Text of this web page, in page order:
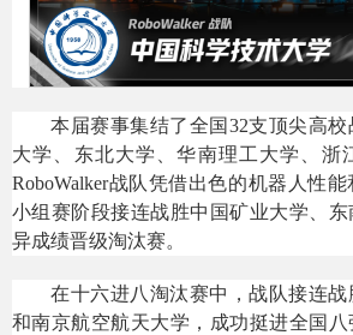
本届赛事集结了全国32支顶尖高
大学、东北大学、华南理工大学、浙
RoboWalker战队凭借出色的机器人性能
小组赛阶段接连战胜中国矿业大学、
异成绩晋级淘汰赛。
在十六进八淘汰赛中，战队接连
和南京航空航天大学，成功挺进全国